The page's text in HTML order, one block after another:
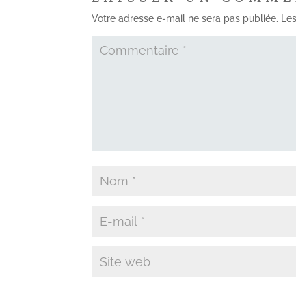
Votre adresse e-mail ne sera pas publiée.